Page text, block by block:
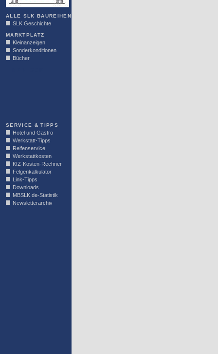
ALLE SLK BAUREIHEN
SLK Geschichte
MARKTPLATZ
Kleinanzeigen
Sonderkonditionen
Bücher
SERVICE & TIPPS
Hotel und Gastro
Werkstatt-Tipps
Reifenservice
Werkstattkosten
KfZ-Kosten-Rechner
Felgenkalkulator
Link-Tipps
Downloads
MBSLK.de-Statistik
Newsletterarchiv